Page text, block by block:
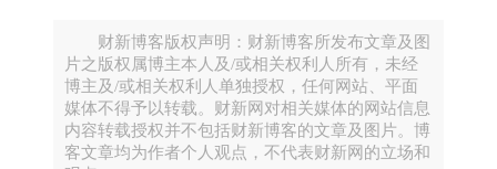
整合进宿主基因组的病毒），并开启了肿瘤病毒学研
究的大门。1966年，他终于获得诺贝尔生理医学奖，
距离最初的发现整整过去了55年。此时他是87岁高
龄，成为该奖项历史上最年长的获奖者。
财新博客版权声明：财新博客所发布文章及图
片之版权属博主本人及/或相关权利人所有，未经
博主及/或相关权利人单独授权，任何网站、平面
媒体不得予以转载。财新网对相关媒体的网站信息
内容转载授权并不包括财新博客的文章及图片。博
客文章均为作者个人观点，不代表财新网的立场和